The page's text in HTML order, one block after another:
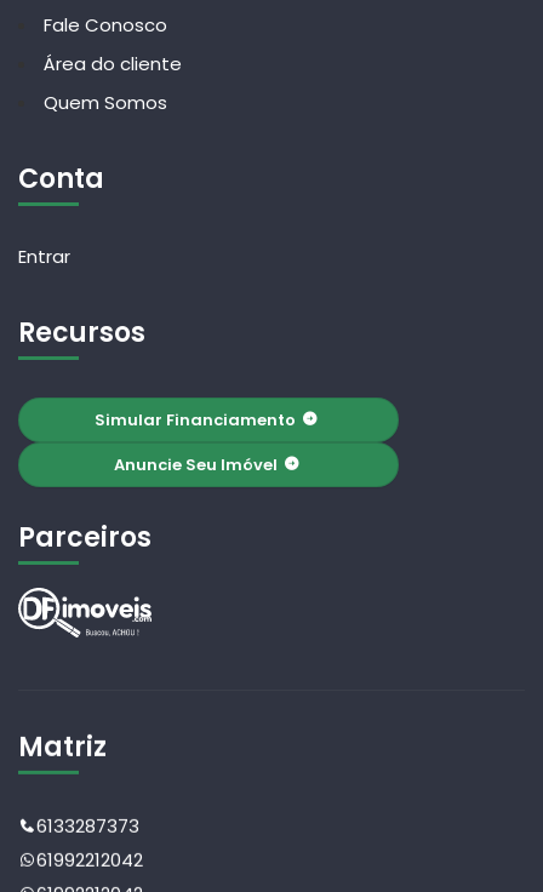
Fale Conosco
Área do cliente
Quem Somos
Conta
Entrar
Recursos
Simular Financiamento
Anuncie Seu Imóvel
Parceiros
Matriz
6133287373
61992212042